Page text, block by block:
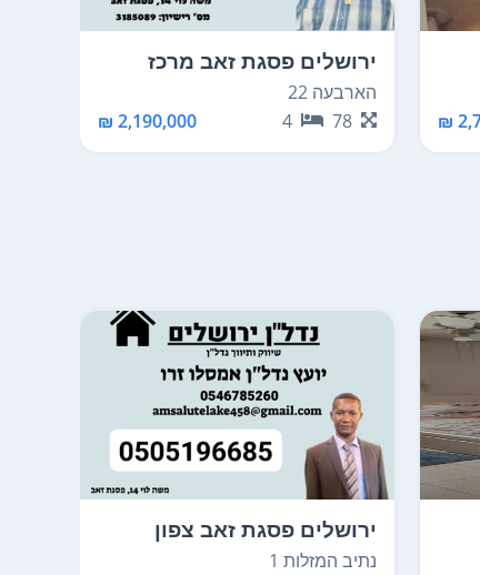
ירושלים פסגת זאב מרכז
הארבעה 22
78
4
2,190,000 ₪
ירושלים פסגת זאב צפון
נתיב המזלות 1